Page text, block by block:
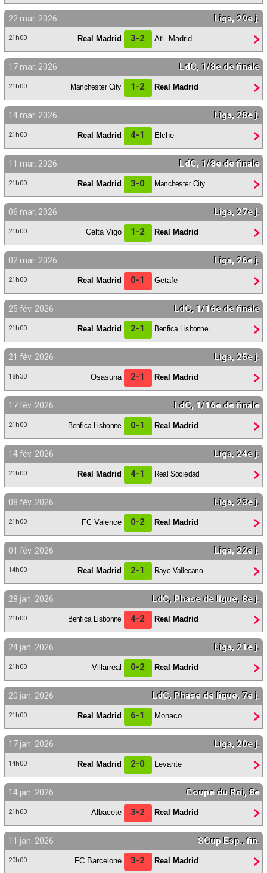
22 mar. 2026 Liga, 29e j.
21h00 Real Madrid 3-2 Atl. Madrid
17 mar. 2026 LdC, 1/8e de finale
21h00 Manchester City 1-2 Real Madrid
14 mar. 2026 Liga, 28e j.
21h00 Real Madrid 4-1 Elche
11 mar. 2026 LdC, 1/8e de finale
21h00 Real Madrid 3-0 Manchester City
06 mar. 2026 Liga, 27e j.
21h00 Celta Vigo 1-2 Real Madrid
02 mar. 2026 Liga, 26e j.
21h00 Real Madrid 0-1 Getafe
25 fév. 2026 LdC, 1/16e de finale
21h00 Real Madrid 2-1 Benfica Lisbonne
21 fév. 2026 Liga, 25e j.
18h30 Osasuna 2-1 Real Madrid
17 fév. 2026 LdC, 1/16e de finale
21h00 Benfica Lisbonne 0-1 Real Madrid
14 fév. 2026 Liga, 24e j.
21h00 Real Madrid 4-1 Real Sociedad
08 fév. 2026 Liga, 23e j.
21h00 FC Valence 0-2 Real Madrid
01 fév. 2026 Liga, 22e j.
14h00 Real Madrid 2-1 Rayo Vallecano
28 jan. 2026 LdC, Phase de ligue, 8e j.
21h00 Benfica Lisbonne 4-2 Real Madrid
24 jan. 2026 Liga, 21e j.
21h00 Villarreal 0-2 Real Madrid
20 jan. 2026 LdC, Phase de ligue, 7e j.
21h00 Real Madrid 6-1 Monaco
17 jan. 2026 Liga, 20e j.
14h00 Real Madrid 2-0 Levante
14 jan. 2026 Coupe du Roi, 8e
21h00 Albacete 3-2 Real Madrid
11 jan. 2026 SCup Esp., fin.
20h00 FC Barcelone 3-2 Real Madrid